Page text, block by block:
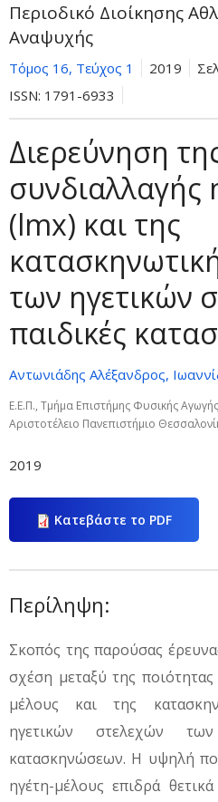
Περιοδικό Διοίκησης
Αναψυχής
Τόμος 16, Τεύχος 1 2019
ISSN: 1791-6933
Διερεύνηση
συνδιαλλαγής
(lmx) και της
των ηγετικών
παιδικές
Αντωνιάδης Αλέξανδρος,
Ε.Ε.Π., Τμήμα Επιστήμης Φυσικής
Αριστοτέλειο Πανεπιστήμιο
2019
Κατεβάστε το PDF
Περίληψη:
Σκοπός της παρούσας
σχέση μεταξύ της
μέλους και της
ηγετικών στελεχών
κατασκηνώσεων. Η υψηλή
ηγέτη-μέλους επιδρά